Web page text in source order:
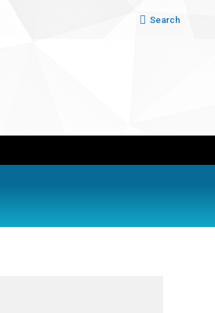
Search:
Search